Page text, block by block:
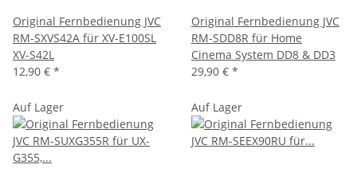
Original Fernbedienung JVC
RM-SXVS42A für XV-E100SL
XV-S42L
12,90 € *
Original Fernbedienung JVC
RM-SDD8R für Home
Cinema System DD8 & DD3
29,90 € *
Auf Lager Auf Lager